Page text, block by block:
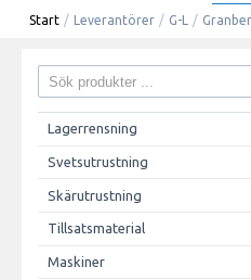
Start / Leverantörer / G-L /
Lagerrensning
Svetsutrustning
Skärutrustning
Tillsatsmaterial
Maskiner